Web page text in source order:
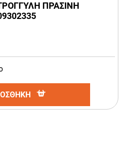
ΠΡΑΣΙΝΗ